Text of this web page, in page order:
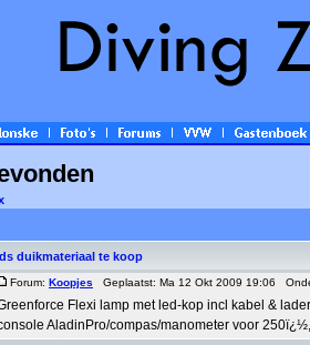
duikmateriaal te koop
Forum: Koopjes Geplaatst: Ma 12 Okt 2009 19:06
Flexi lamp met led-kop incl kabel &
AladinPro/compas/manometer voor